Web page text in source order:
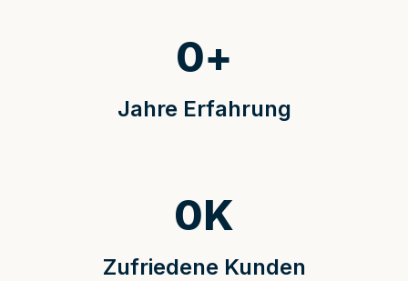
Jahre Erfahrung
0+
Zufriedene Kunden
0K